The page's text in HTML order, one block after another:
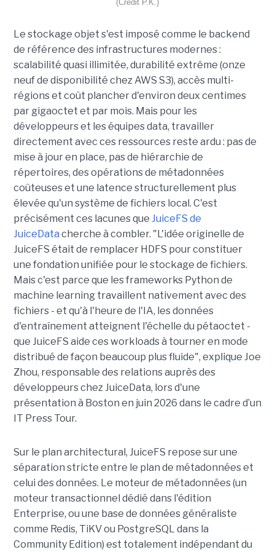
(Crédit P.K.)
Le stockage objet s'est imposé comme le backend
de référence des infrastructures modernes :
scalabilité quasi illimitée, durabilité extrême (onze
neuf de disponibilité chez AWS S3), accès multi-
régions et coût plancher d'environ deux centimes
par gigaoctet et par mois. Mais pour les
développeurs et les équipes data, travailler
directement avec ces ressources reste ardu : pas de
mise à jour en place, pas de hiérarchie de
répertoires, des opérations de métadonnées
coûteuses et une latence structurellement plus
élevée qu'un système de fichiers local. C'est
précisément ces lacunes que JuiceFS de
JuiceData cherche à combler. "L'idée originelle de
JuiceFS était de remplacer HDFS pour constituer
une fondation unifiée pour le stockage de fichiers.
Mais c'est parce que les frameworks Python de
machine learning travaillent nativement avec des
fichiers - et qu'à l'heure de l'IA, les données
d'entraînement atteignent l'échelle du pétaoctet -
que JuiceFS aide ces workloads à tourner en mode
distribué de façon beaucoup plus fluide", explique Joe
Zhou, responsable des relations auprès des
développeurs chez JuiceData, lors d'une
présentation à Boston en juin 2026 dans le cadre d’un
IT Press Tour.
Sur le plan architectural, JuiceFS repose sur une
séparation stricte entre le plan de métadonnées et
celui des données. Le moteur de métadonnées (un
moteur transactionnel dédié dans l'édition
Enterprise, ou une base de données généraliste
comme Redis, TiKV ou PostgreSQL dans la
Community Edition) est totalement indépendant du